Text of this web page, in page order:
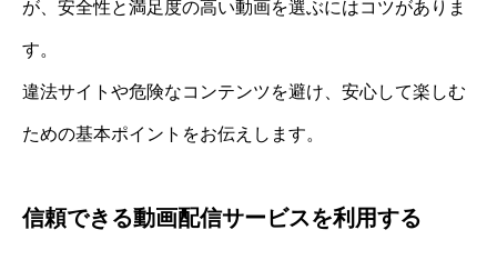
が、安全性と満足度の高い動画を選ぶにはコツがありま
す。
違法サイトや危険なコンテンツを避け、安心して楽しむ
ための基本ポイントをお伝えします。
信頼できる動画配信サービスを利用する